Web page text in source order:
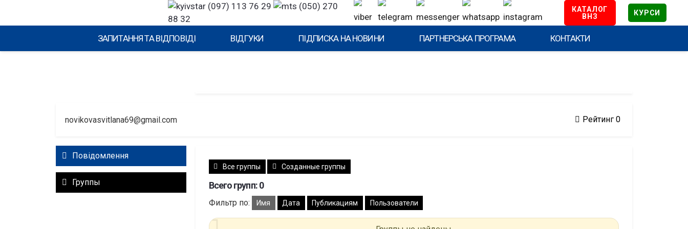
(097) 113 76 29
(050) 270
88 32
КАТАЛОГ
ВНЗ
КУРСИ
ЗАПИТАННЯ ТА ВІДПОВІДІ ВІДГУКИ ПІДПИСКА НА НОВИНИ ПАРТНЕРСЬКА ПРОГРАМА КОНТАКТИ
novikovasvitlana69@gmail.com Рейтинг 0
Повідомлення
Группы
Все группы Созданные группы
Всего групп: 0
Фильтр по: Имя Дата Публикациям Пользователи